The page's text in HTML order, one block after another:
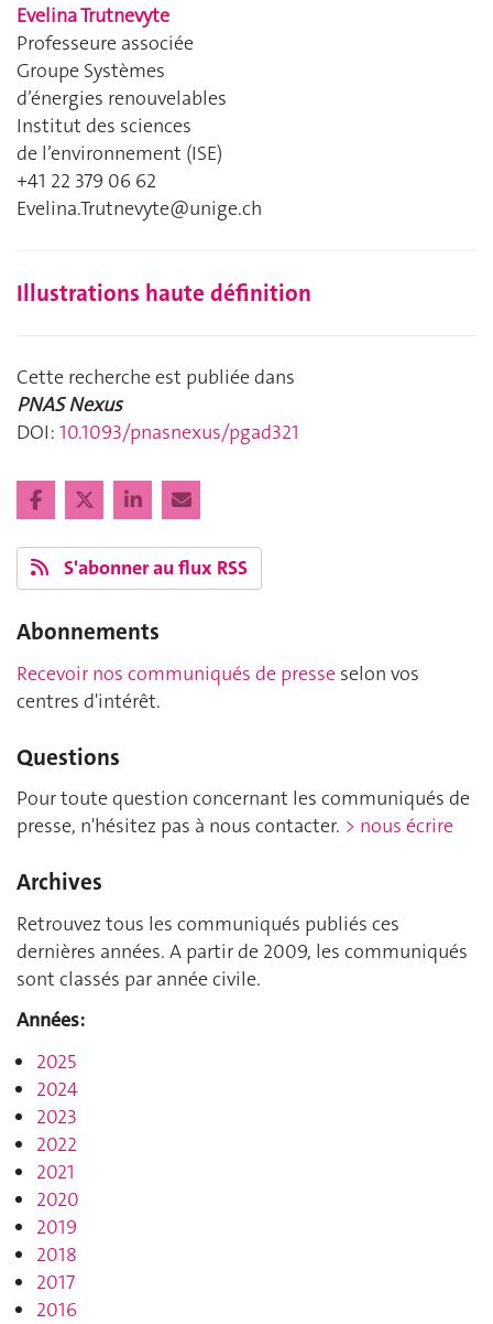
Evelina Trutnevyte
Professeure associée
Groupe Systèmes
d’énergies renouvelables
Institut des sciences
de l’environnement (ISE)
+41 22 379 06 62
Evelina.Trutnevyte@unige.ch
Illustrations haute définition
Cette recherche est publiée dans
PNAS Nexus
DOI: 10.1093/pnasnexus/pgad321
S'abonner au flux RSS
Abonnements
Recevoir nos communiqués de presse selon vos
centres d'intérêt.
Questions
Pour toute question concernant les communiqués de
presse, n'hésitez pas à nous contacter. > nous écrire
Archives
Retrouvez tous les communiqués publiés ces
dernières années. A partir de 2009, les communiqués
sont classés par année civile.
Années:
2025
2024
2023
2022
2021
2020
2019
2018
2017
2016